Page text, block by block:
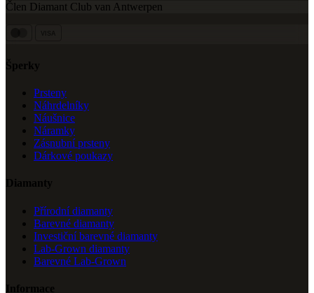
Člen Diamant Club van Antwerpen
Šperky
Prsteny
Náhrdelníky
Náušnice
Náramky
Zásnubní prsteny
Dárkové poukazy
Diamanty
Přírodní diamanty
Barevné diamanty
Investiční barevné diamanty
Lab-Grown diamanty
Barevné Lab-Grown
Informace